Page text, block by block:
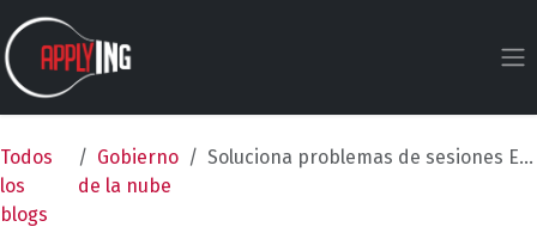
Ir al contenido
Todos
los
blogs
Gobierno
de la nube
Soluciona problemas de sesiones EC2 con AMIs personalizadas en Windows